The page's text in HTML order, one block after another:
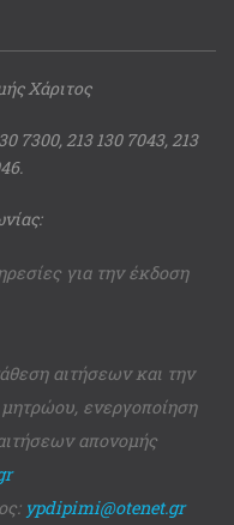
Χάριτος
7300, 213 130 7043, 213
για την έκδοση
αιτήσεων και την
ενεργοποίηση
απονομής
ypdipimi@otenet.gr